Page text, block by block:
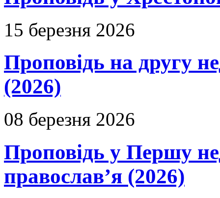
15 березня 2026
Проповідь на другу
(2026)
08 березня 2026
Проповідь у Першу
православ’я (2026)